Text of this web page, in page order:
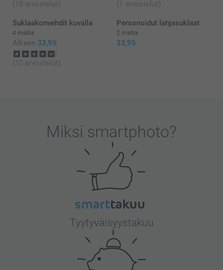
(18 arvostelut) (1 arvostelut)
Suklaakonvehdit kuvalla
4 mallia
Alkaen 33,95
(10 arvostelut)
Personoidut lahjasuklaat
2 mallia
33,95
Miksi smartphoto?
Tyytyväisyystakuu